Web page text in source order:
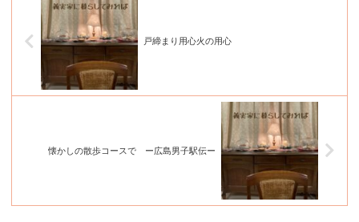
戸締まり用心火の用心
懐かしの散歩コースで ー広島男子駅伝ー